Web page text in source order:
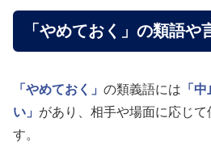
「やめておく」の類語や
「やめておく」 の類義語には 「
い」 があり、相手や場面に応じ
す。